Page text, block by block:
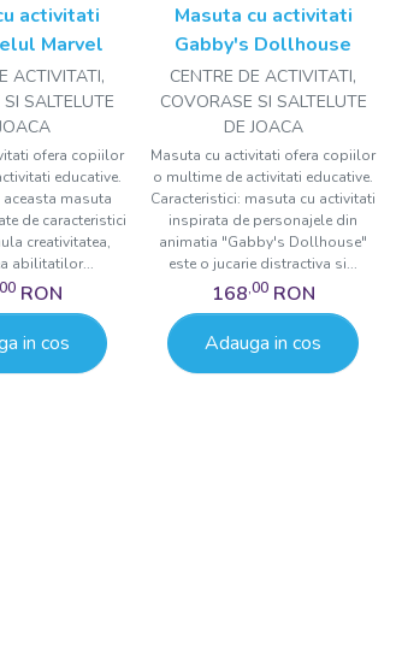
activitati
Marvel
ACTIVITATI,
SALTELUTE
ofera copiilor
educative.
aceasta masuta
de caracteristici
creativitatea,
abilitatilor...
RON
in cos
Masuta cu activitati
Gabby's Dollhouse
CENTRE DE ACTIVITATI,
COVORASE SI SALTELUTE
DE JOACA
Masuta cu activitati ofera copiilor
o multime de activitati educative.
Caracteristici: masuta cu activitati
inspirata de personajele din
animatia "Gabby's Dollhouse"
este o jucarie distractiva si...
168,00 RON
Adauga in cos